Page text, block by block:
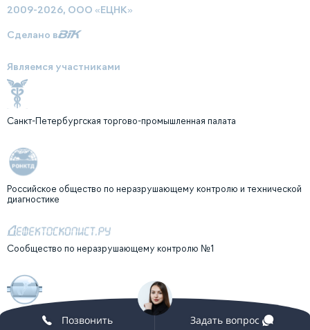
2009-2026, ООО «ЕЦНК»
Сделано в
Являемся участниками
Санкт-Петербургская торгово-промышленная палата
Российское общество по неразрушающему контролю и технической
диагностике
Сообщество по неразрушающему контролю №1
Клуб профессионалов неразрушающего контроля "ГУРВИЧ-КЛУБ"
Позвонить Задать вопрос